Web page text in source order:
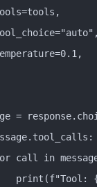
=
call in
print(f"Tool: